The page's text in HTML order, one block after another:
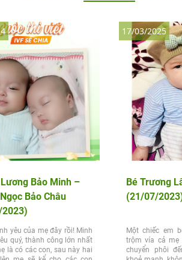
Lương Bảo Minh –
Bảo Châu
yêu của mẹ đây rồi! Minh
quý, thành công lớn nhất
là có các con, sau này hai
Bé Trương
(21/07/
Một chiếc em
trộm vía cả mẹ
chuyển phôi
17/03/2025